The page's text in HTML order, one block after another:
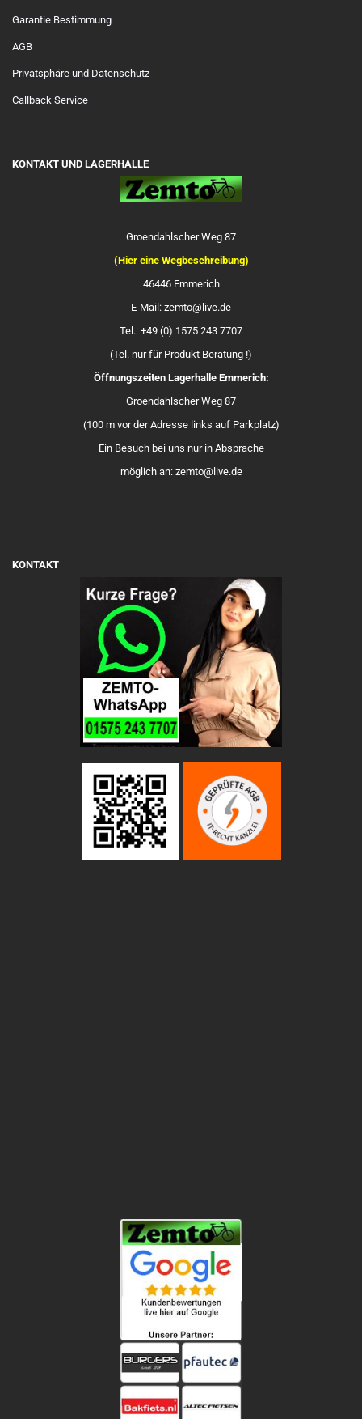
Garantie Bestimmung
AGB
Privatsphäre und Datenschutz
Callback Service
KONTAKT UND LAGERHALLE
Groendahlscher Weg 87
(Hier eine Wegbeschreibung)
46446 Emmerich
E-Mail: zemto@live.de
Tel.: +49 (0) 1575 243 7707
(Tel. nur für Produkt Beratung !)
Öffnungszeiten Lagerhalle Emmerich:
Groendahlscher Weg 87
(100 m vor der Adresse links auf Parkplatz)
Ein Besuch bei uns nur in Absprache
möglich an: zemto@live.de
KONTAKT